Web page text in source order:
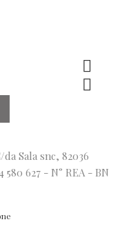


da Sala snc, 82036
580 627 - N° REA - BN